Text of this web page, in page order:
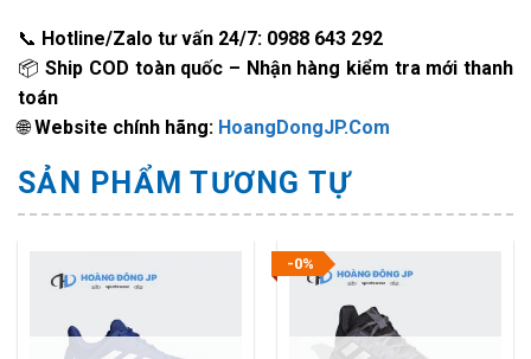
📞 Hotline/Zalo tư vấn 24/7: 0988 643 292
📦Ship COD toàn quốc – Nhận hàng kiểm tra mới thanh
toán
🌐Website chính hãng: HoangDongJP.Com
SẢN PHẨM TƯƠNG TỰ
-0%